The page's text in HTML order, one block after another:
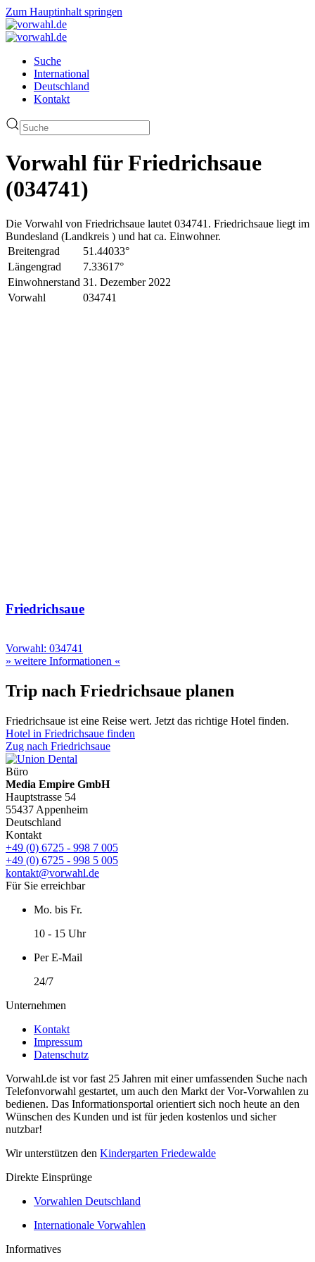
Zum Hauptinhalt springen
Suche
International
Deutschland
Kontakt
Vorwahl für Friedrichsaue
(034741)
Die Vorwahl von Friedrichsaue lautet 034741. Friedrichsaue liegt im
Bundesland (Landkreis ) und hat ca. Einwohner.
Breitengrad
51.44033°
Längengrad
7.33617°
Einwohnerstand 31. Dezember 2022
Vorwahl
034741
Friedrichsaue
Vorwahl: 034741
» weitere Informationen «
Trip nach Friedrichsaue planen
Friedrichsaue ist eine Reise wert. Jetzt das richtige Hotel finden.
Hotel in Friedrichsaue finden
Zug nach Friedrichsaue
Büro
Media Empire GmbH
Hauptstrasse 54
55437 Appenheim
Deutschland
Kontakt
+49 (0) 6725 - 998 7 005
+49 (0) 6725 - 998 5 005
kontakt@vorwahl.de
Für Sie erreichbar
Mo. bis Fr.
10 - 15 Uhr
Per E-Mail
24/7
Unternehmen
Kontakt
Impressum
Datenschutz
Vorwahl.de ist vor fast 25 Jahren mit einer umfassenden Suche nach
Telefonvorwahl gestartet, um auch den Markt der Vor-Vorwahlen zu
bedienen. Das Informationsportal orientiert sich noch heute an den
Wünschen des Kunden und ist für jeden kostenlos und sicher
nutzbar!
Wir unterstützen den Kindergarten Friedewalde
Direkte Einsprünge
Vorwahlen Deutschland
Internationale Vorwahlen
Informatives